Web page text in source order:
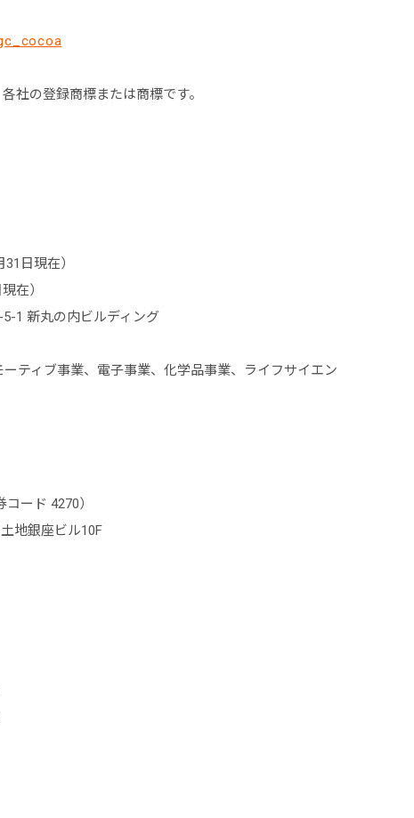
社の登録商標または商標です。
日現在）
在）
1 新丸の内ビルディング
ティブ事業、電子事業、化学品事業、ライフサイエン
ード 4270）
地銀座ビル10F